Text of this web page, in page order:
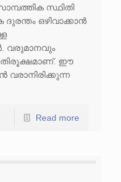
സ്ഥിതി
ഒഴിവാക്കാന്‍
വരുമാനവും
ഈ
Read more